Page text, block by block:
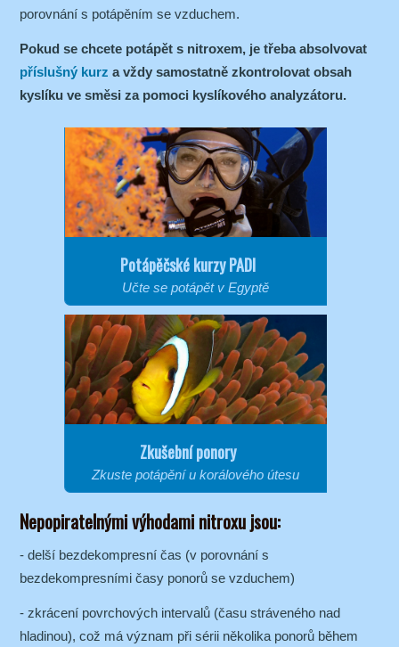
porovnání s potápěním se vzduchem.
Pokud se chcete potápět s nitroxem, je třeba absolvovat
příslušný kurz a vždy samostatně zkontrolovat obsah
kyslíku ve směsi za pomoci kyslíkového analyzátoru.
Potápěčské kurzy PADI
Učte se potápět v Egyptě
Zkušební ponory
Zkuste potápění u korálového útesu
Nepopiratelnými výhodami nitroxu jsou:
- delší bezdekompresní čas (v porovnání s
bezdekompresními časy ponorů se vzduchem)
- zkrácení povrchových intervalů (času stráveného nad
hladinou), což má význam při sérii několika ponorů během